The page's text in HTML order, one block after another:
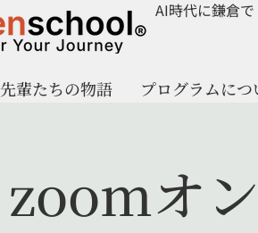
AI時代に鎌倉で
先輩たちの物語 プログラムにつ
zoomオ